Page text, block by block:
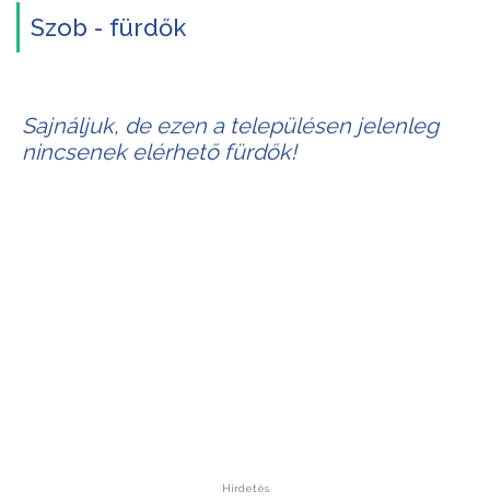
Szob - fürdők
Sajnáljuk, de ezen a településen jelenleg
nincsenek elérhető fürdők!
Hirdetés